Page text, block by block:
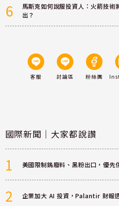
6
馬斯克如何說服投資人：火箭技
出？
客服 討論區 粉絲團
國際新聞｜大家都說讚
1 美國限制鎢廢料、黑粉出口，優先
2 企業加大 AI 投資，Palantir 財報